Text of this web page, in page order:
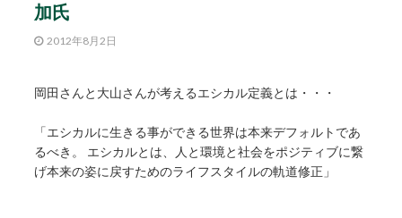
加氏
2012年8月2日
岡田さんと大山さんが考えるエシカル定義とは・・・
「エシカルに生きる事ができる世界は本来デフォルトであ
るべき。 エシカルとは、人と環境と社会をポジティブに繋
げ本来の姿に戻すためのライフスタイルの軌道修正」